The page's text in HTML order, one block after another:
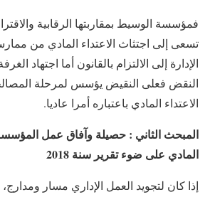
فمؤسسة الوسيط بمقاربتها الرقابية
تسعى إلى اجتثاث الاعتداء المادي من
الإدارة إلى الالتزام بالقانون أما اجتهاد
النقض فعلى النقيض يؤسس لمرحلة
الاعتداء المادي باعتباره أمرا عاديا.
المبحث الثاني : حصيلة وآفاق عمل
المادي على ضوء تقرير سنة 2018
إذا كان لتجويد العمل الإداري مسار